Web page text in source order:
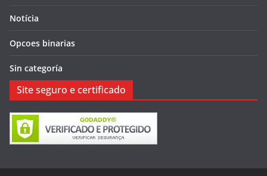
Notícia
Opcoes binarias
Sin categoría
Site seguro e certificado